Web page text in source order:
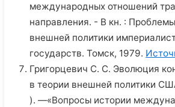
международных отношений
направления. - В кн. :
внешней политики
государств. Томск, 1979.
Григорцевич С. С. Эволюция
в теории внешней политики
). —«Вопросы истории